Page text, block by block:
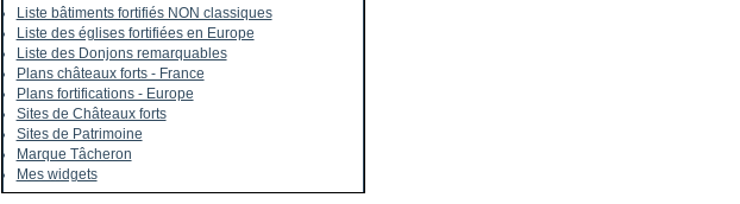
Liste bâtiments fortifiés NON classiques
Liste des églises fortifiées en Europe
Liste des Donjons remarquables
Plans châteaux forts - France
Plans fortifications - Europe
Sites de Châteaux forts
Sites de Patrimoine
Marque Tâcheron
Mes widgets